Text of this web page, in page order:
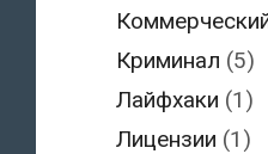
Криминал (5)
Лайфхаки (1)
Лицензии (1)